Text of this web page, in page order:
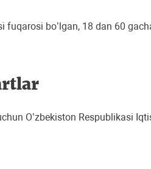
bo’lgan, 18 dan 60
O’zbekiston Respublikasi